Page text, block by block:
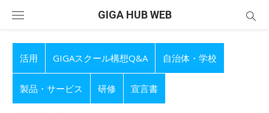
GIGA HUB WEB
活用 GIGAスクール構想Q&A 自治体・学校
製品・サービス 研修 宣言書